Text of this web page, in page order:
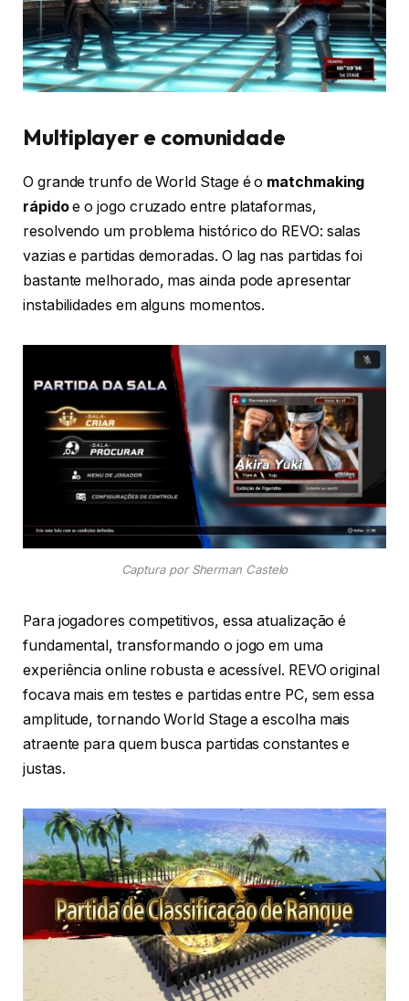
Multiplayer e comunidade
O grande trunfo de World Stage é o matchmaking
rápidoe o jogo cruzado entre plataformas,
resolvendo um problema histórico do REVO: salas
vazias e partidas demoradas. O lag nas partidas foi
bastante melhorado, mas ainda pode apresentar
instabilidades em alguns momentos.
Captura por Sherman Castelo
Para jogadores competitivos, essa atualização é
fundamental, transformando o jogo em uma
experiência online robusta e acessível. REVO original
focava mais em testes e partidas entre PC, sem essa
amplitude, tornando World Stage a escolha mais
atraente para quem busca partidas constantes e
justas.